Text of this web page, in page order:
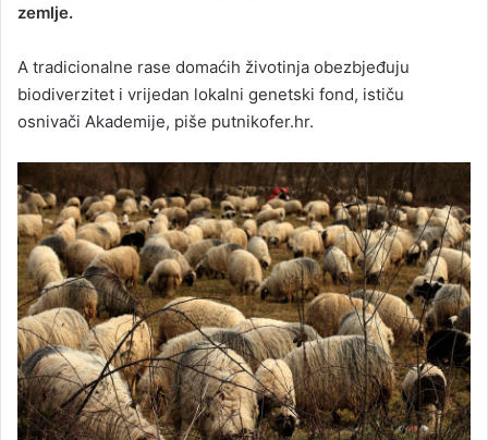
zemlje.
A tradicionalne rase domaćih životinja obezbjeđuju
biodiverzitet i vrijedan lokalni genetski fond, ističu
osnivači Akademije, piše putnikofer.hr.